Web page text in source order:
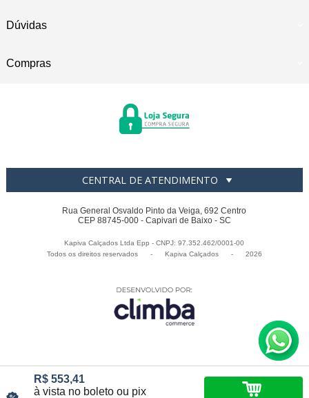
Dúvidas
Compras
CENTRAL DE ATENDIMENTO
Rua General Osvaldo Pinto da Veiga, 692 Centro
CEP 88745-000 - Capivari de Baixo - SC
Kapiva Calçados Ltda Epp - CNPJ: 97.352.462/0001-00
Todos os direitos reservados
- Kapiva Calçados - 2026
R$ 553,41
à vista no boleto ou pix